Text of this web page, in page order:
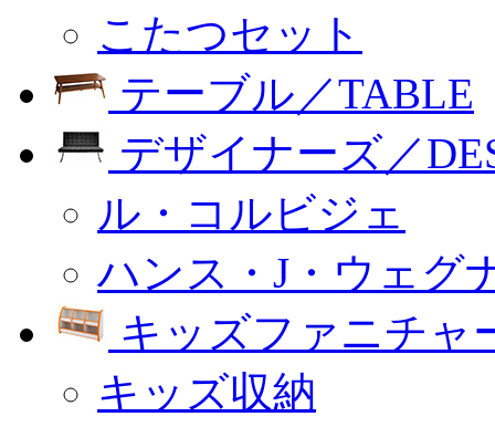
こたつセット
テーブル／TABLE
デザイナーズ／
ル・コルビジェ
ハンス・J・ウェグ
キッズファニチャ
キッズ収納